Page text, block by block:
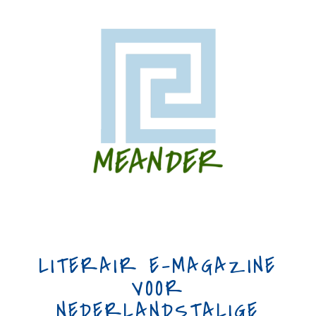
LITERAIR E-MAGAZINE
VOOR